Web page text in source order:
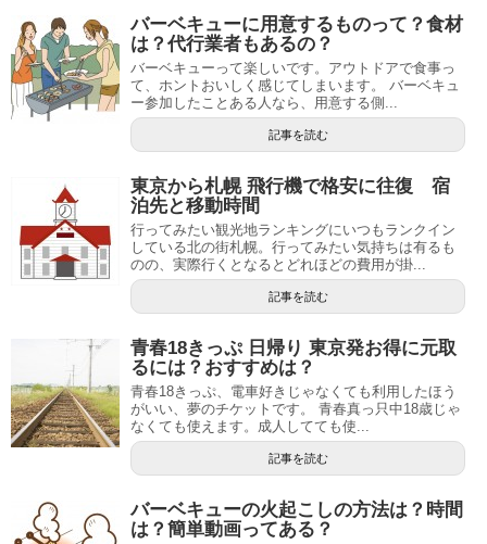
バーベキューに用意するものって？食材
は？代行業者もあるの？
バーベキューって楽しいです。アウトドアで食事っ
て、ホントおいしく感じてしまいます。 バーベキュ
ー参加したことある人なら、用意する側...
記事を読む
東京から札幌 飛行機で格安に往復 宿
泊先と移動時間
行ってみたい観光地ランキングにいつもランクイン
している北の街札幌。行ってみたい気持ちは有るも
のの、実際行くとなるとどれほどの費用が掛...
記事を読む
青春18きっぷ 日帰り 東京発お得に元取
るには？おすすめは？
青春18きっぷ、電車好きじゃなくても利用したほう
がいい、夢のチケットです。 青春真っ只中18歳じゃ
なくても使えます。成人してても使...
記事を読む
バーベキューの火起こしの方法は？時間
は？簡単動画ってある？